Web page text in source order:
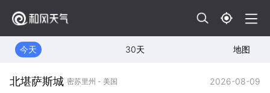
今天 30天 地图
北堪萨斯城 密苏里州 - 美国 2026-08-09